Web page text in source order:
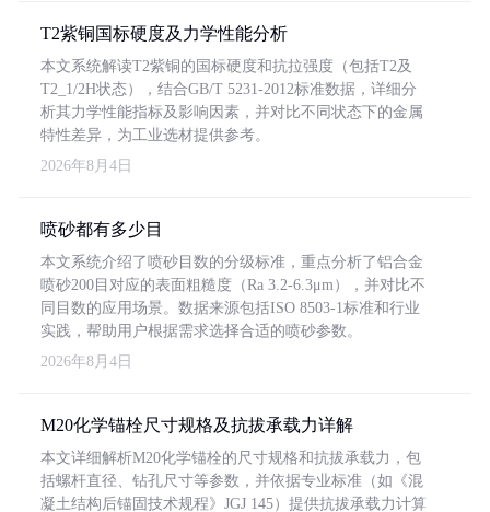
T2紫铜国标硬度及力学性能分析
本文系统解读T2紫铜的国标硬度和抗拉强度（包括T2及
T2_1/2H状态），结合GB/T 5231-2012标准数据，详细分
析其力学性能指标及影响因素，并对比不同状态下的金属
特性差异，为工业选材提供参考。
2026年8月4日
喷砂都有多少目
本文系统介绍了喷砂目数的分级标准，重点分析了铝合金
喷砂200目对应的表面粗糙度（Ra 3.2-6.3μm），并对比不
同目数的应用场景。数据来源包括ISO 8503-1标准和行业
实践，帮助用户根据需求选择合适的喷砂参数。
2026年8月4日
M20化学锚栓尺寸规格及抗拔承载力详解
本文详细解析M20化学锚栓的尺寸规格和抗拔承载力，包
括螺杆直径、钻孔尺寸等参数，并依据专业标准（如《混
凝土结构后锚固技术规程》JGJ 145）提供抗拔承载力计算